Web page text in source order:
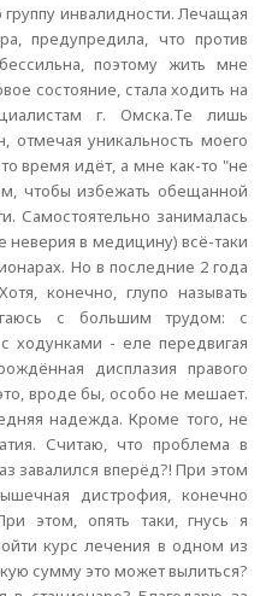
инвалидности. Лечащая
предупредила, что против
поэтому жить мне
состояние, стала ходить на
г. Омска.Те лишь
отмечая уникальность моего
время идёт, а мне как-то "не
чтобы избежать обещанной
Самостоятельно занималась
неверия в медицину) всё-таки
Но в последние 2 года
конечно, глупо называть
с большим трудом: с
ходунками - еле передвигая
дисплазия правого
вроде бы, особо не мешает.
надежда. Кроме того, не
Считаю, что проблема в
завалился вперёд?! При этом
дистрофия, конечно
этом, опять таки, гнусь я
курс лечения в одном из
сумму это может вылиться?